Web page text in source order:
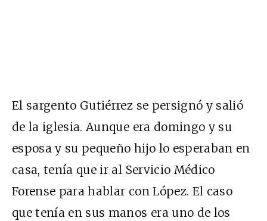
El sargento Gutiérrez se persignó y salió
de la iglesia. Aunque era domingo y su
esposa y su pequeño hijo lo esperaban en
casa, tenía que ir al Servicio Médico
Forense para hablar con López. El caso
que tenía en sus manos era uno de los